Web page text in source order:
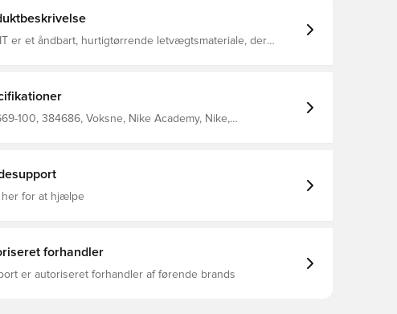
er et åndbart, hurtigtørrende letvægtsmateriale, der
100, 384686, Voksne, Nike Academy, Nike,
her for at hjælpe
forhandler
er autoriseret forhandler af førende brands